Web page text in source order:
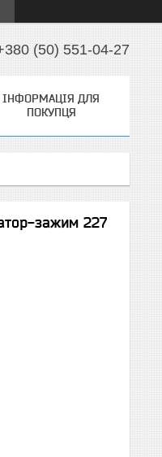
(50) 551-04-27
ІНФОРМАЦІЯ ДЛЯ
ПОКУПЦЯ
зажим 227